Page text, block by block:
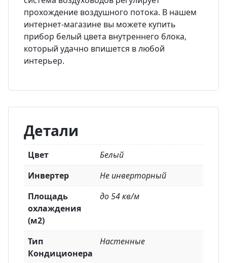
прохождение воздушного потока. В нашем
интернет-магазине вы можете купить
прибор белый цвета внутреннего блока,
который удачно впишется в любой
интерьер.
Детали
Цвет
Белый
Инвертер
Не инверторный
Площадь
охлаждения
(м2)
до 54 кв/м
Тип
Кондиционера
Настенные